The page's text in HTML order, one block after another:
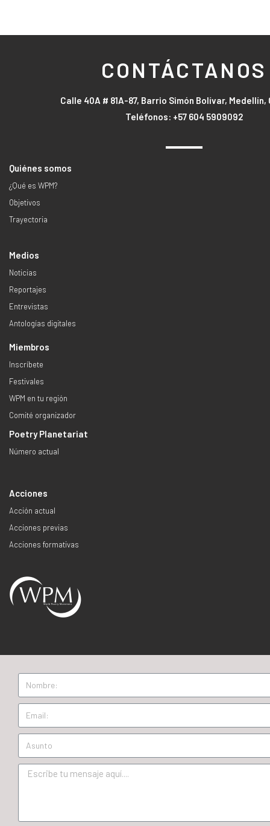
CONTÁCTANOS
Calle 40A # 81A-87, Barrio Simón Bolívar, Medellín,
Teléfonos: +57 604 5909092
Quiénes somos
¿Qué es WPM?
Objetivos
Trayectoria
Medios
Noticias
Reportajes
Entrevistas
Antologías digitales
Miembros
Inscríbete
Festivales
WPM en tu región
Comité organizador
Poetry Planetariat
Número actual
Acciones
Acción actual
Acciones previas
Acciones formativas